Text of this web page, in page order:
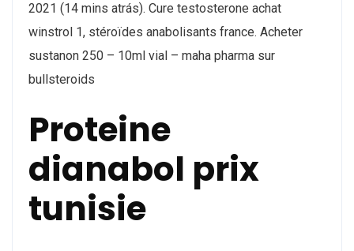
2021 (14 mins atrás). Cure testosterone achat
winstrol 1, stéroïdes anabolisants france. Acheter
sustanon 250 – 10ml vial – maha pharma sur
bullsteroids
Proteine
dianabol prix
tunisie